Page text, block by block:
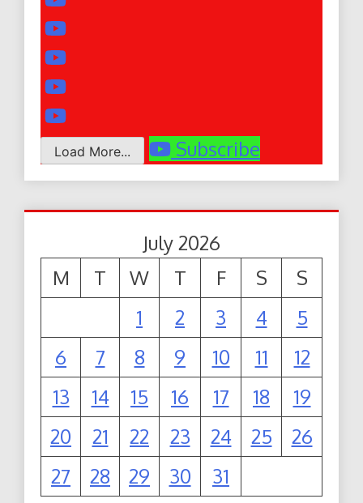
Load More... Subscribe
July 2026
M
T W T F S
S
1
2 3 4
5
6
7 8 9 10 11
12
13
14 15 16 17 18
19
20
21 22 23 24 25
26
27
28 29 30 31